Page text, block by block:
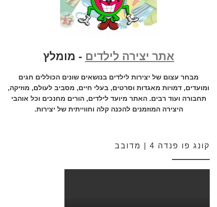
אתר יצירה לילדים - מומלץ
מבחר עצום של יצירות לילדים בנושאים שונים הכוללים חגים
ומועדים, דמויות מאגדות וסרטים, בעלי חיים, מסביב לעולם, מוזיקה,
תחבורה ועוד רבים. האתר מיועד לילדים, הורים מחנכים וכל אוהבי
היצירה המוזמנים להכנה קלה וחווייתית של יצירות.
קונג פו פנדה 4 | מדובב